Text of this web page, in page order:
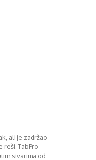
Juli 2017
August 2017
ali je zadržao
reši. TabPro
stvarima od